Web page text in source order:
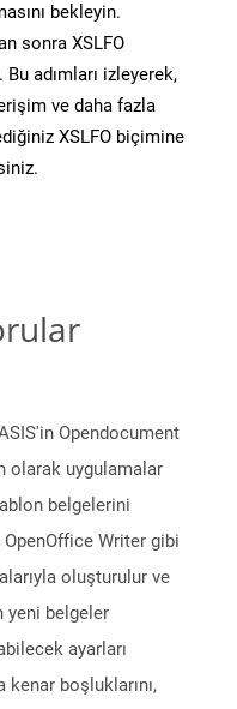
bekleyin.
sonra XSLFO
Bu adımları izleyerek,
ve daha fazla
XSLFO biçimine
Opendocument
olarak uygulamalar
belgelerini
Writer gibi
oluşturulur ve
yeni belgeler
ayarları
boşluklarını,